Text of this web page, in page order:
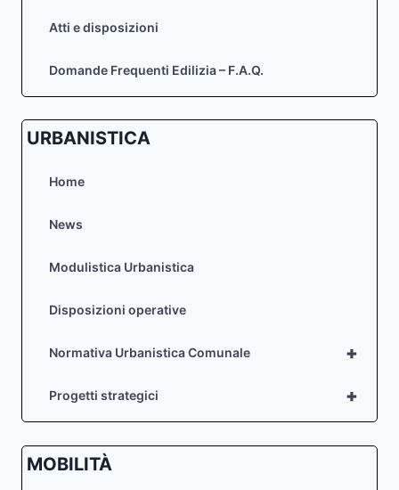
TRANSITO
L’ESECUZIONE
DI
MANUTENZIONE
Atti e disposizioni
Domande Frequenti Edilizia – F.A.Q.
URBANISTICA
Home
News
Modulistica Urbanistica
Disposizioni operative
+
Normativa Urbanistica Comunale
+
Progetti strategici
MOBILITÀ